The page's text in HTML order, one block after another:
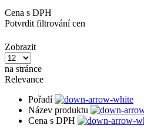
Cena s DPH
Potvrdit filtrování cen
Zobrazit
na stránce
Relevance
Pořadí
Název produktu
Cena s DPH